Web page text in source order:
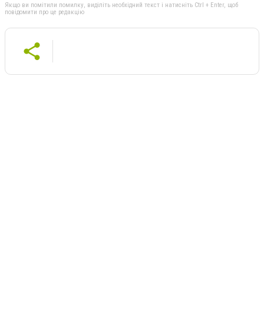
Якщо ви помітили помилку, виділіть необхідний текст і натисніть Ctrl + Enter, щоб
повідомити про це редакцію